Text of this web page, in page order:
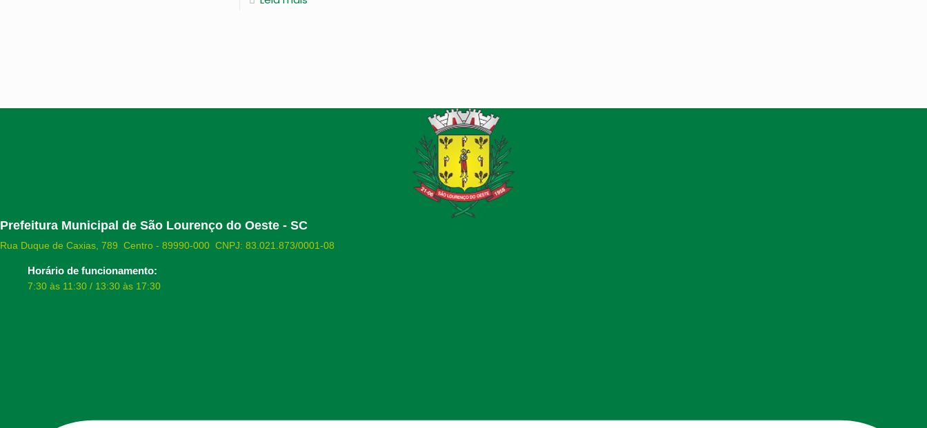
Prefeitura Municipal de São Lourenço do Oeste - SC
Rua Duque de Caxias, 789 Centro - 89990-000 CNPJ: 83.021.873/0001-08
Horário de funcionamento:
7:30 às 11:30 / 13:30 às 17:30